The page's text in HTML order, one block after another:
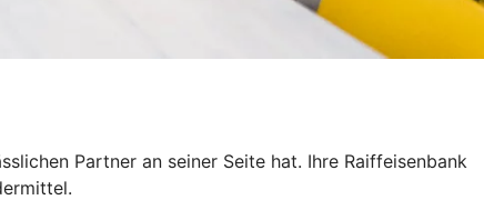
Partner an seiner Seite hat. Ihre Raiffeisenbank